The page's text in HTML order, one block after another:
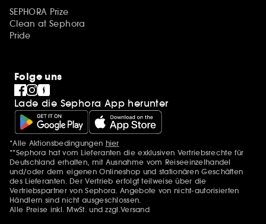
SEPHORA Prize
Clean at Sephora
Pride
Folge uns
Lade die Sephora App herunter
Zusätzlich Erwähnungen
*Alle Aktionsbedingungen hier
**Sephora hat vom Lieferanten die exklusiven Vertriebsrechte für
Deutschland erhalten, mit Ausnahme vom Reiseeinzelhandel
und/oder dem eigenen Onlineshop und stationären Geschäften
des Lieferanten. Der Vertrieb erfolgt teilweise über die
Vertriebspartner von Sephora. Angebote von nicht-autorisierten
Händlern sind nicht ausgeschlossen.
Alle Preise inkl. MwSt. und zzgl.Versand